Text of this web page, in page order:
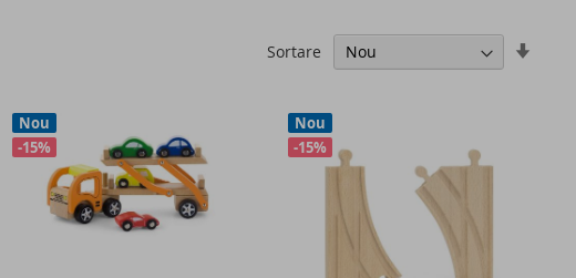
Sortare
Nou
-15%
Nou
-15%